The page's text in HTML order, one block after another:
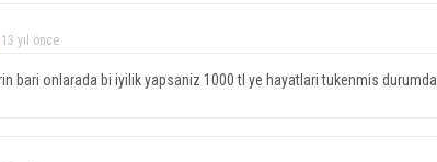
yıl önce
bari onlarada bi iyilik yapsaniz 1000 tl ye hayatlari tukenmis durumda